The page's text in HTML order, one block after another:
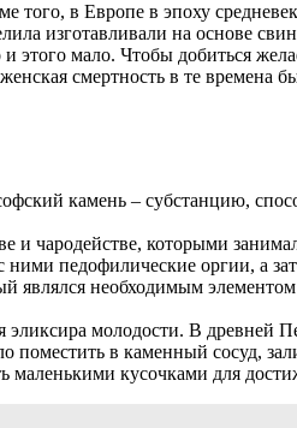
в Европе в эпоху
изготавливали на основе
мало. Чтобы добиться
смертность в те времена
камень – субстанцию,
чародействе, которыми
педофилические оргии, а
являлся необходимым
молодости. В древней
поместить в каменный сосуд,
маленькими кусочками для